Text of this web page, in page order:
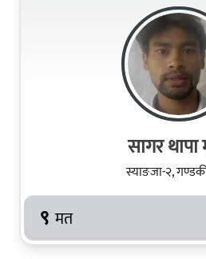
सागर
स्याङजा-२,
९ मत